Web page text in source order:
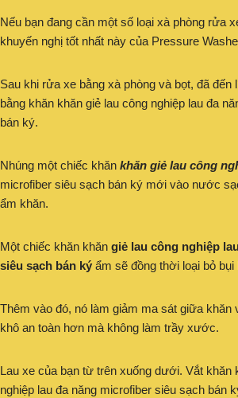
Nếu bạn đang cần một số loại xà phòng rửa
khuyến nghị tốt nhất này của Pressure
Sau khi rửa xe bằng xà phòng và bọt, đã đến
bằng khăn khăn giẻ lau công nghiệp lau đa
bán ký.
Nhúng một chiếc khăn khăn giẻ lau công
microfiber siêu sạch bán ký mới vào nước
ẩm khăn.
Một chiếc khăn khăn giẻ lau công nghiệp
siêu sạch bán ký ẩm sẽ đồng thời loại bỏ
Thêm vào đó, nó làm giảm ma sát giữa khăn
khô an toàn hơn mà không làm trầy xước.
Lau xe của bạn từ trên xuống dưới. Vắt khăn
nghiệp lau đa năng microfiber siêu sạch bán